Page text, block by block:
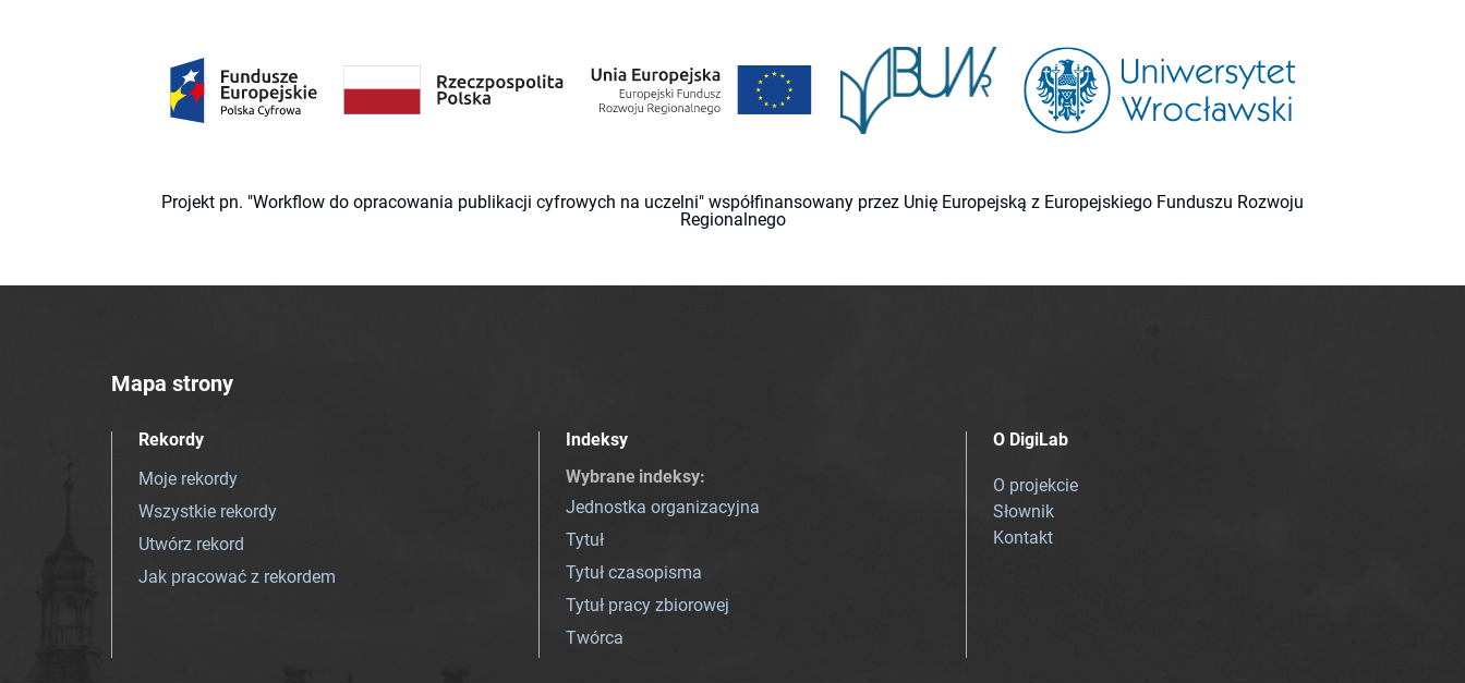
Projekt pn. "Workflow do opracowania publikacji cyfrowych na uczelni" współfinansowany przez Unię Europejską z Europejskiego Funduszu Rozwoju
Regionalnego
Mapa strony
Rekordy
Moje rekordy
Wszystkie rekordy
Utwórz rekord
Jak pracować z rekordem
Indeksy
Wybrane indeksy:
Jednostka organizacyjna
Tytuł
Tytuł czasopisma
Tytuł pracy zbiorowej
Twórca
O DigiLab
O projekcie
Słownik
Kontakt